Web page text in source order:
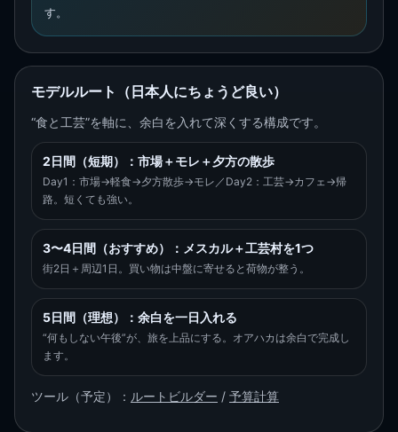
す。
モデルルート（日本人にちょうど良い）
“食と工芸”を軸に、余白を入れて深くする構成です。
2日間（短期）：市場＋モレ＋夕方の散歩
Day1：市場→軽食→夕方散歩→モレ／Day2：工芸→カフェ→帰
路。短くても強い。
3〜4日間（おすすめ）：メスカル＋工芸村を1つ
街2日＋周辺1日。買い物は中盤に寄せると荷物が整う。
5日間（理想）：余白を一日入れる
“何もしない午後”が、旅を上品にする。オアハカは余白で完成し
ます。
ツール（予定）： ルートビルダー / 予算計算